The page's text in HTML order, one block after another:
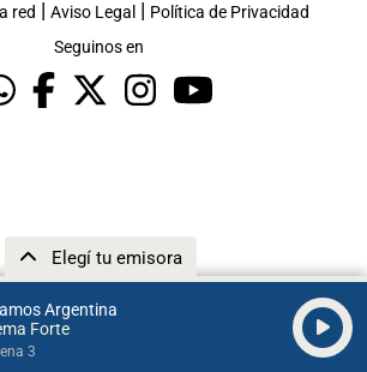
Argentina
Forte
3
Elegí tu emisora
red | Aviso Legal | Política de Privacidad
Seguinos en